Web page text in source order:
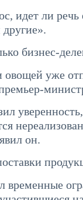
идет ли
бизнес-
уже
он.
временные